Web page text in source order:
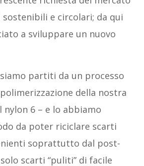
e circolari; da qui
a sviluppare un nuovo
partiti da un processo
della nostra
6 – e lo abbiamo
da poter riciclare scarti
soprattutto dal post-
scarti “puliti” di facile